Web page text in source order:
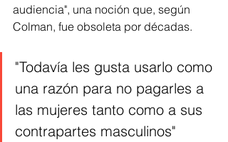
audiencia", una noción que, según
Colman, fue obsoleta por décadas.
"Todavía les gusta usarlo como
una razón para no pagarles a
las mujeres tanto como a sus
contrapartes masculinos"